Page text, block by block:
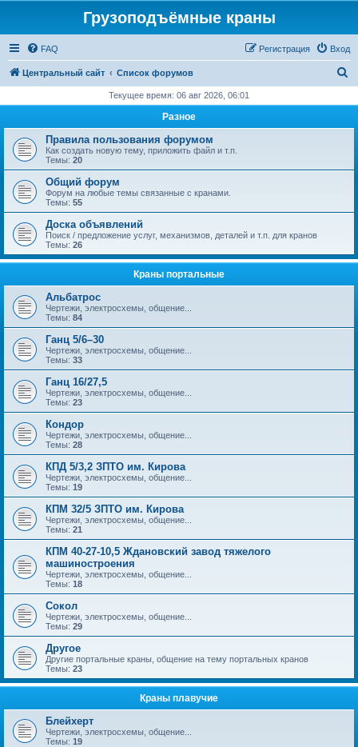
Грузоподъёмные краны
FAQ Вход
Регистрация
Центральный сайт Список форумов
с
Текущее время: 06 авг 2026, 06:01
Разное
Правила пользования форумом
Как создать новую тему, приложить файл и т.п.
Темы: 20
Общий форум
Форум на любые темы связанные с кранами.
Темы: 55
Доска объявлений
Поиск / предложение услуг, механизмов, деталей и т.п. для кранов
Темы: 26
Краны портальные
Альбатрос
Чертежи, электросхемы, общение...
Темы: 84
Ганц 5/6–30
Чертежи, электросхемы, общение...
Темы: 33
Ганц 16/27,5
Чертежи, электросхемы, общение...
Темы: 23
Кондор
Чертежи, электросхемы, общение...
Темы: 28
КПД 5/3,2 ЗПТО им. Кирова
Чертежи, электросхемы, общение...
Темы: 19
КПМ 32/5 ЗПТО им. Кирова
Чертежи, электросхемы, общение...
Темы: 21
КПМ 40-27-10,5 Ждановский завод тяжелого
машиностроения
Чертежи, электросхемы, общение...
Темы: 18
Сокол
Чертежи, электросхемы, общение...
Темы: 29
Другое
Другие портальные краны, общение на тему портальных кранов
Темы: 23
Краны плавучие
Блейхерт
Чертежи, электросхемы, общение...
Темы: 19